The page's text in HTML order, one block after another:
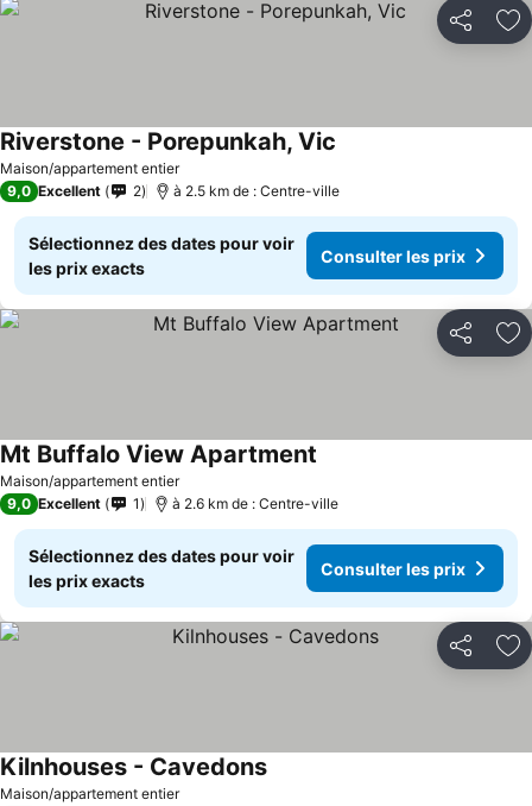
Partager
Maison/appartement entier
Riverstone - Porepunkah, Vic
9,0 Excellent 2 à 2.5 km de : Centre-ville
Sélectionnez des dates pour voir
les prix exacts
Consulter les prix
Partager
Maison/appartement entier
Mt Buffalo View Apartment
9,0 Excellent 1 à 2.6 km de : Centre-ville
Sélectionnez des dates pour voir
les prix exacts
Consulter les prix
Partager
Maison/appartement entier
Kilnhouses - CavedonsConsulter les prix